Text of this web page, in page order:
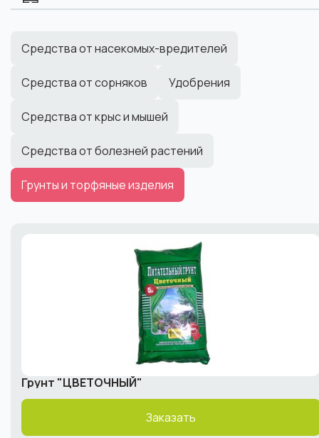
Средства от насекомых-вредителей
Средства от сорняков Удобрения
Средства от крыс и мышей
Средства от болезней растений
Грунты и торфяные изделия
Грунт "ЦВЕТОЧНЫЙ"
Заказать